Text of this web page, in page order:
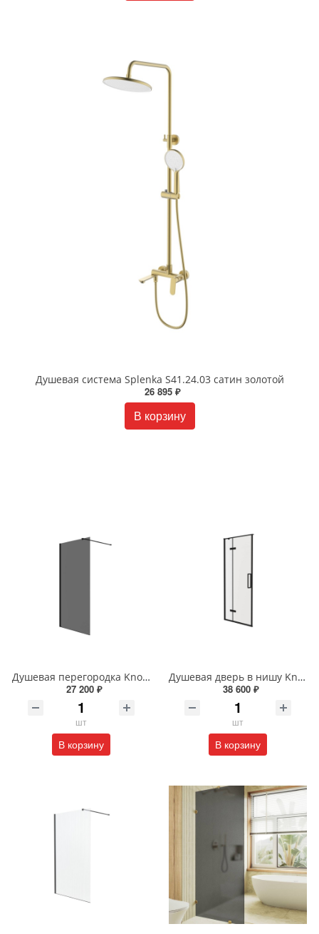
Душевая система Splenka S41.24.03 сатин золотой
26 895 ₽
В корзину
Душевая перегородка Knotlor VELUM ONYX WI100TG0BL 100х200 см черный
27 200 ₽
шт
В корзину
Душевая дверь в нишу Knotlor SHELL HDIP090CG0BL 90х200 см черный
38 600 ₽
шт
В корзину